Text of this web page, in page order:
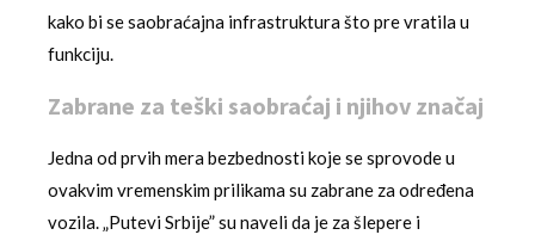
kako bi se saobraćajna infrastruktura što pre vratila u
funkciju.
Zabrane za teški saobraćaj i njihov značaj
Jedna od prvih mera bezbednosti koje se sprovode u
ovakvim vremenskim prilikama su zabrane za određena
vozila. „Putevi Srbije” su naveli da je za šlepere i